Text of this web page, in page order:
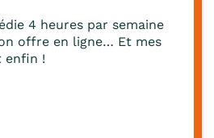
4 heures par semaine
offre en ligne… Et mes
enfin !